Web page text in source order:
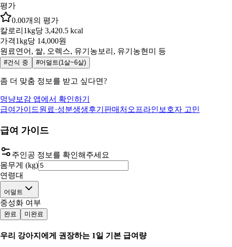
평가
0.00개의 평가
칼로리 1kg당 3,420.5 kcal
가격1kg당 14,000원
원료연어, 쌀, 오렉스, 유기농보리, 유기농현미 등
#건식 중 #어덜트(1살~6살)
좀 더 맞춤 정보를 받고 싶다면?
멍냥보감 앱에서 확인하기
급여가이드원료·성분생생후기 판매처 오프라인 보호자 고민
급여 가이드
주인공 정보를 확인해주세요
몸무게 (kg)
연령대
어덜트
중성화 여부
완료 미완료
우리 강아지 에게 권장하는 1일 기본 급여량